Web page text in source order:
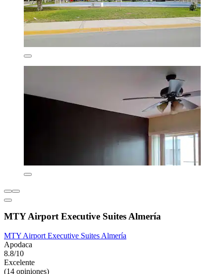
MTY Airport Executive Suites Almería
MTY Airport Executive Suites Almería
Apodaca
8.8/10
Excelente
(14 opiniones)